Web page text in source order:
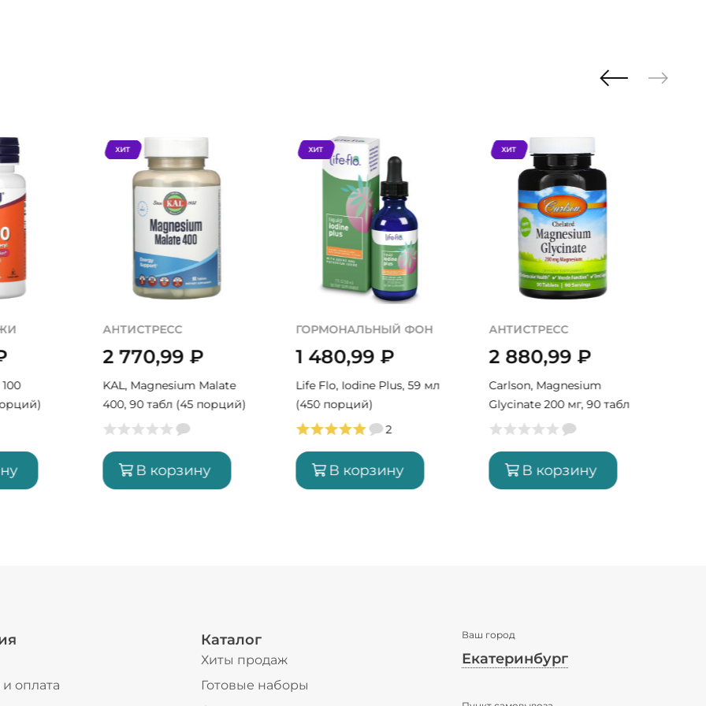
ХИТ
АНТИСТРЕСС
2 770,99₽
KAL, Magnesium Malate
400, 90 табл (45 порций)
В корзину
ХИТ
ГОРМОНАЛЬНЫЙ ФОН
1 480,99₽
Life Flo, Iodine Plus, 59 мл
(450 порций)
2
В корзину
ХИТ
АНТИСТРЕСС
2 880,99₽
Carlson, Magnesium
Glycinate 200 мг, 90 табл
(90 порций)
В корзину
оплата
Каталог
Хиты продаж
Готовые наборы
Ваш город
Екатеринбург